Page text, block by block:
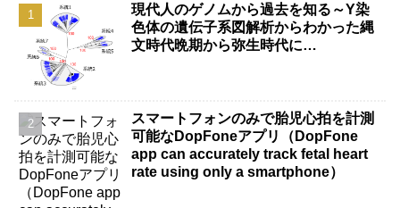
現代人のゲノムから過去を知る～Y染
色体の遺伝子系図解析からわかった縄
文時代晩期から弥生時代に…
スマートフォンのみで胎児心拍を計測
可能なDopFoneアプリ（DopFone
app can accurately track fetal heart
rate using only a smartphone）